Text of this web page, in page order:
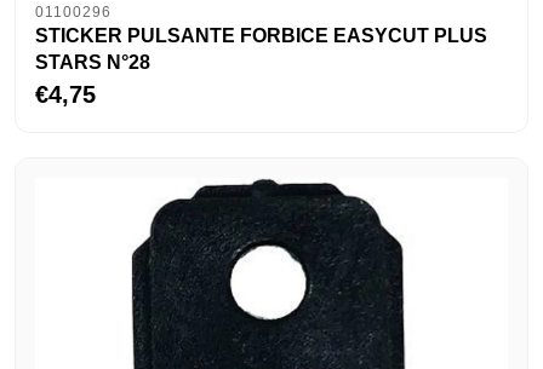
01100296
STICKER PULSANTE FORBICE EASYCUT PLUS
STARS N°28
€4,75